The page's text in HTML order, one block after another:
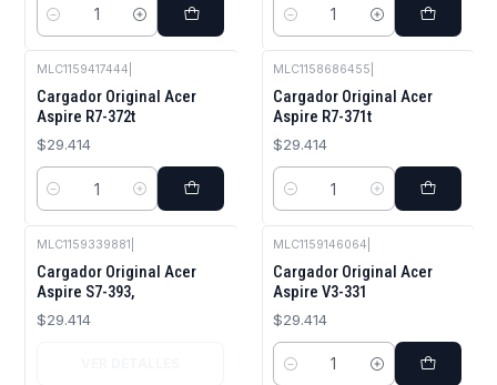
Cantidad Cantidad
MLC1159417444
Cargador Original Acer
Aspire R7-372t
$29.414
Cantidad
MLC1158686455
Cargador Original Acer
Aspire R7-371t
$29.414
Cantidad
MLC1159339881
Cargador Original Acer
Aspire S7-393,
$29.414
MLC1159146064
Cargador Original Acer
Aspire V3-331
$29.414
Cantidad